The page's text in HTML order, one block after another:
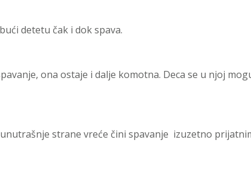
detetu čak i dok spava.
ona ostaje i dalje komotna. Deca se u njoj
strane vreće čini spavanje izuzetno